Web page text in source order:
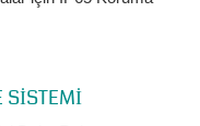
SİSTEMİ